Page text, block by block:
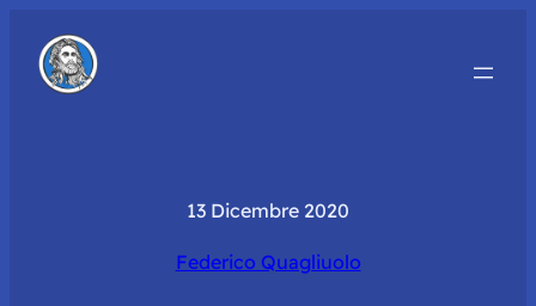
13 Dicembre 2020
Federico Quagliuolo